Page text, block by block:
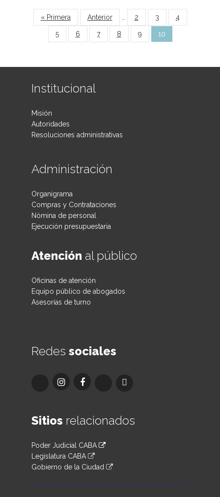
Páginas
« Primera Anterior 2 3 4
5 6 7 8 9 10
Institucional
Misión
Autoridades
Resoluciones administrativas
Administración
Organigrama
Compras y Contrataciones
Nómina de personal
Ejecución presupuestaria
Atención al público
Oficinas de atención
Equipo público de abogados
Asesorías de turno
Redes sociales
Sitios relacionados
Poder Judicial CABA
Legislatura CABA
Gobierno de la Ciudad